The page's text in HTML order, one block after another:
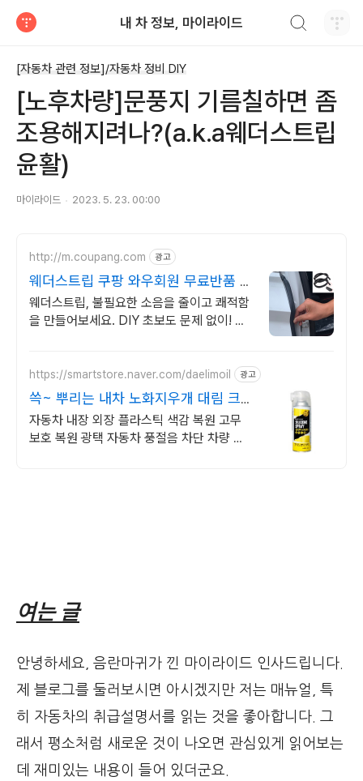
내 차 정보, 마이라이드
[자동차 관련 정보]/자동차 정비 DIY
[노후차량]문풍지 기름칠하면 좀
조용해지려나?(a.k.a웨더스트립
윤활)
마이라이드 2023. 5. 23. 00:00
http://m.coupang.com 광고
웨더스트립 쿠팡 와우회원 무료반품 편
리하게
웨더스트립, 불필요한 소음을 줄이고 쾌적함
을 만들어보세요. DIY 초보도 문제 없이! 설
https://smartstore.naver.com/daelimoil 광고
쓱~ 뿌리는 내차 노화지우개 대림 크
린텍 실리콘스프레이
자동차 내장 외장 플라스틱 색감 복원 고무
보호 복원 광택 자동차 풍절음 차단 차량 외
여는 글
안녕하세요, 음란마귀가 낀 마이라이드 인사드립니다.
제 블로그를 둘러보시면 아시겠지만 저는 매뉴얼, 특
히 자동차의 취급설명서를 읽는 것을 좋아합니다. 그
래서 평소처럼 새로운 것이 나오면 관심있게 읽어보는
데 재미있는 내용이 들어 있더군요.